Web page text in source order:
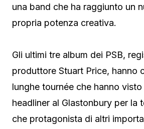
una band che ha raggiunto un
propria potenza creativa.
Gli ultimi tre album dei PSB,
produttore Stuart Price, hanno
lunghe tournée che hanno
headliner al Glastonbury per la
che protagonista di altri